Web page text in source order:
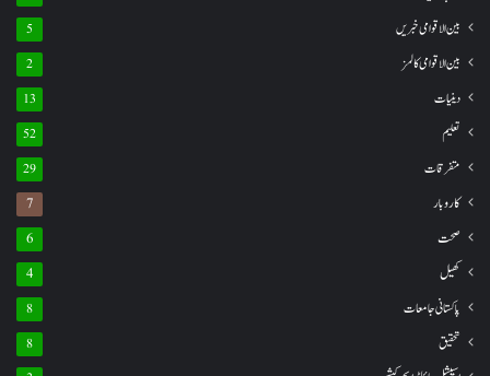
بین الاقوامی خبریں 5
بین الاقوامی کالمز 2
دینیات 13
تعلیم 52
متفرقات 29
کاروبار 7
صحت 6
کھیل 4
پاکستانی جامعات 8
تحقیق 8